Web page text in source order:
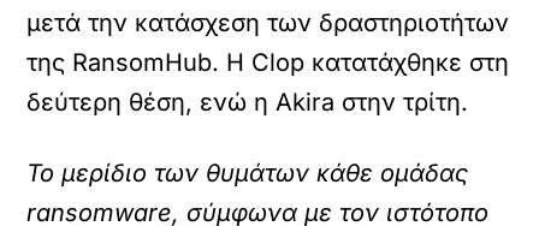
μετά την κατάσχεση των δραστηριοτήτων
της RansomHub. Η Clop κατατάχθηκε στη
δεύτερη θέση, ενώ η Akira στην τρίτη.
Το μερίδιο των θυμάτων κάθε ομάδας
ransomware, σύμφωνα με τον ιστότοπο